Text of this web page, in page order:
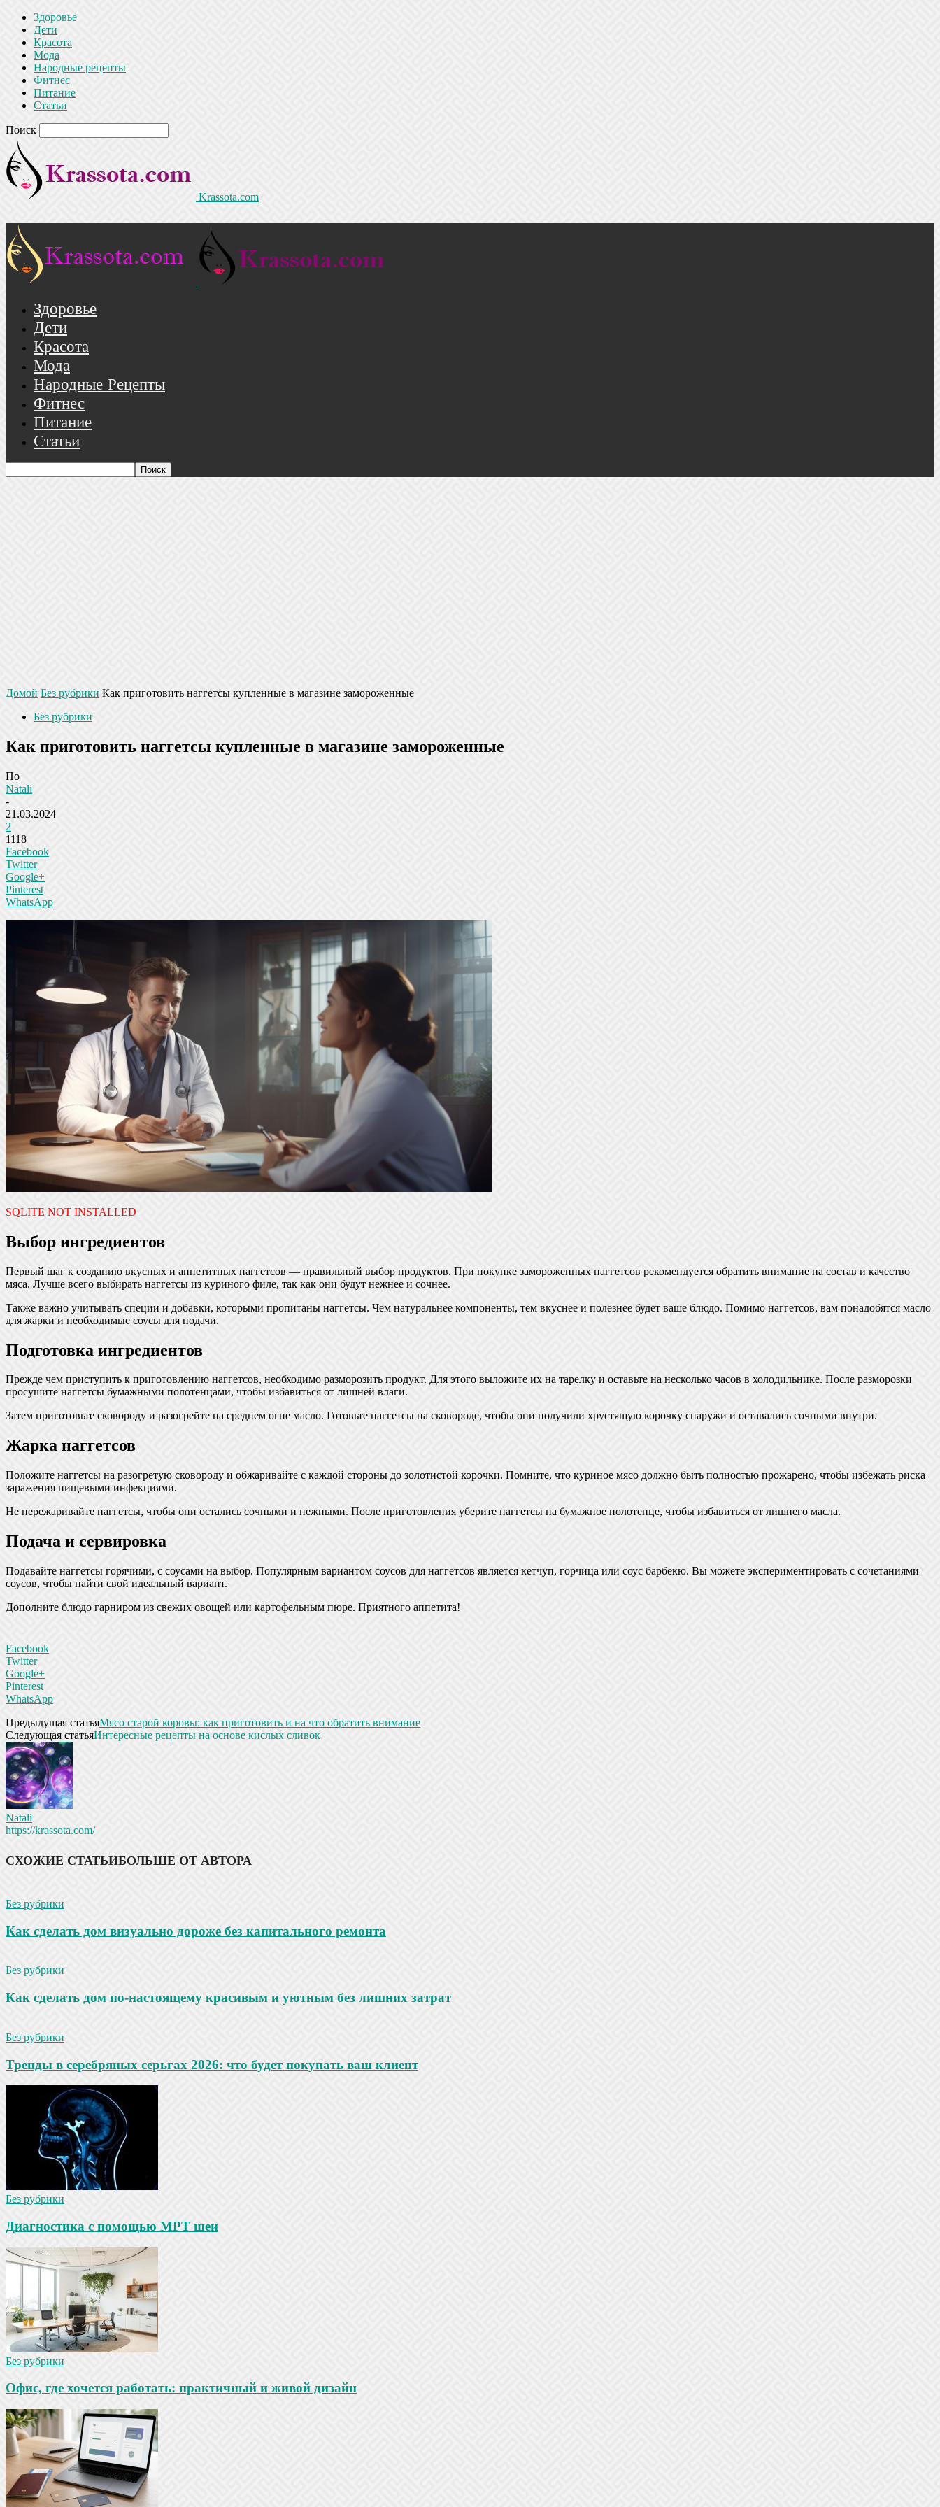
Здоровье
Дети
Красота
Мода
Народные рецепты
Фитнес
Питание
Статьи
Поиск
Krassota.com
Здоровье
Дети
Красота
Мода
Народные Рецепты
Фитнес
Питание
Статьи
Домой Без рубрики Как приготовить наггетсы купленные в магазине замороженные
Без рубрики
Как приготовить наггетсы купленные в магазине замороженные
По
Natali
-
21.03.2024
2
1118
Facebook
Twitter
Google+
Pinterest
WhatsApp
SQLITE NOT INSTALLED
Выбор ингредиентов
Первый шаг к созданию вкусных и аппетитных наггетсов — правильный выбор продуктов. При покупке замороженных наггетсов рекомендуется обратить внимание на состав и качество
мяса. Лучше всего выбирать наггетсы из куриного филе, так как они будут нежнее и сочнее.
Также важно учитывать специи и добавки, которыми пропитаны наггетсы. Чем натуральнее компоненты, тем вкуснее и полезнее будет ваше блюдо. Помимо наггетсов, вам понадобятся масло
для жарки и необходимые соусы для подачи.
Подготовка ингредиентов
Прежде чем приступить к приготовлению наггетсов, необходимо разморозить продукт. Для этого выложите их на тарелку и оставьте на несколько часов в холодильнике. После разморозки
просушите наггетсы бумажными полотенцами, чтобы избавиться от лишней влаги.
Затем приготовьте сковороду и разогрейте на среднем огне масло. Готовьте наггетсы на сковороде, чтобы они получили хрустящую корочку снаружи и оставались сочными внутри.
Жарка наггетсов
Положите наггетсы на разогретую сковороду и обжаривайте с каждой стороны до золотистой корочки. Помните, что куриное мясо должно быть полностью прожарено, чтобы избежать риска
заражения пищевыми инфекциями.
Не пережаривайте наггетсы, чтобы они остались сочными и нежными. После приготовления уберите наггетсы на бумажное полотенце, чтобы избавиться от лишнего масла.
Подача и сервировка
Подавайте наггетсы горячими, с соусами на выбор. Популярным вариантом соусов для наггетсов является кетчуп, горчица или соус барбекю. Вы можете экспериментировать с сочетаниями
соусов, чтобы найти свой идеальный вариант.
Дополните блюдо гарниром из свежих овощей или картофельным пюре. Приятного аппетита!
Facebook
Twitter
Google+
Pinterest
WhatsApp
Предыдущая статьяМясо старой коровы: как приготовить и на что обратить внимание
Следующая статьяИнтересные рецепты на основе кислых сливок
Natali
https://krassota.com/
СХОЖИЕ СТАТЬИБОЛЬШЕ ОТ АВТОРА
Без рубрики
Как сделать дом визуально дороже без капитального ремонта
Без рубрики
Как сделать дом по-настоящему красивым и уютным без лишних затрат
Без рубрики
Тренды в серебряных серьгах 2026: что будет покупать ваш клиент
Без рубрики
Диагностика с помощью МРТ шеи
Без рубрики
Офис, где хочется работать: практичный и живой дизайн